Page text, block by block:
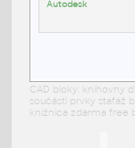
Autodesk
CAD bloky: knihovny
součásti prvky stafáž
knižnica zdarma free